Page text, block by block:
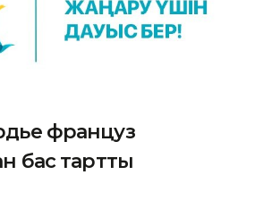
француз
бас тартты